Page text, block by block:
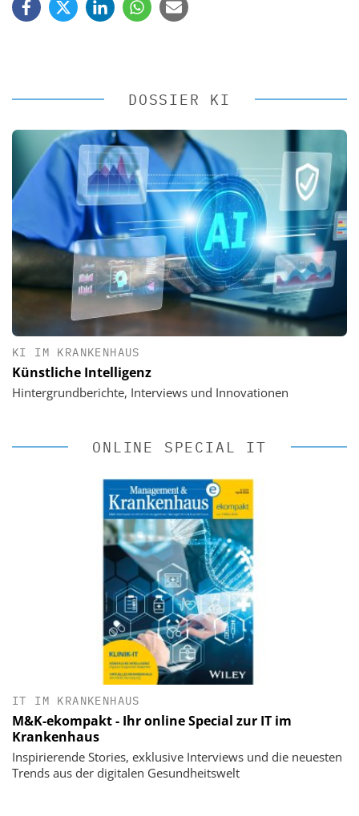
DOSSIER KI
KI IM KRANKENHAUS
Künstliche Intelligenz
Hintergrundberichte, Interviews und Innovationen
ONLINE SPECIAL IT
IT IM KRANKENHAUS
M&K-ekompakt - Ihr online Special zur IT im
Krankenhaus
Inspirierende Stories, exklusive Interviews und die neuesten
Trends aus der digitalen Gesundheitswelt